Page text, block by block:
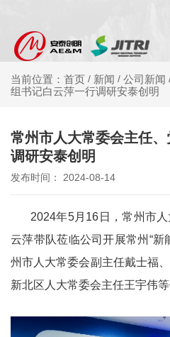
当前位置：首页 / 新闻 / 公司新闻
组书记白云萍一行调研安泰创明
常州市人大常委会主任
调研安泰创明
发布时间： 2024-08-14
2024年5月16日，常州市
云萍带队莅临公司开展常州“新
州市人大常委会副主任戴士福
新北区人大常委会主任王宇伟等